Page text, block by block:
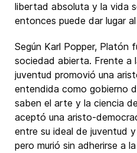
libertad absoluta y la vida
entonces puede dar lugar
Según Karl Popper, Platón
sociedad abierta. Frente a
juventud promovió una
entendida como gobierno
saben el arte y la ciencia
aceptó una aristo-
entre su ideal de juventud
pero murió sin adherirse a